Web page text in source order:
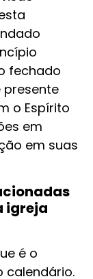
fechado
presente
o Espírito
em
em suas
igreja
é o
calendário.